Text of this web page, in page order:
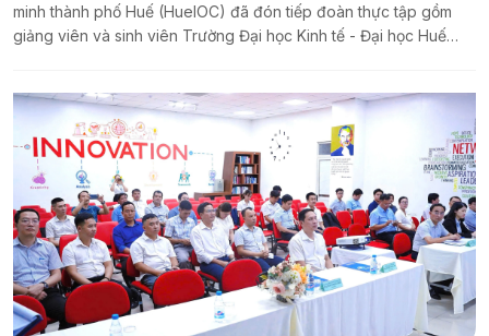
minh thành phố Huế (HueIOC) đã đón tiếp đoàn thực tập gồm
giảng viên và sinh viên Trường Đại học Kinh tế - Đại học Huế
Huế. Đoàn do PGS.TS. Mullika Najanthong - Trưởng khoa Khoa
học Xã hội và Nhân văn, Trường Đại học Kalasin làm Trưởng
đoàn.